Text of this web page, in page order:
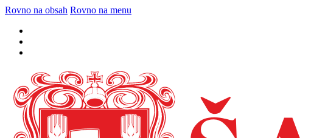
Rovno na obsah Rovno na menu